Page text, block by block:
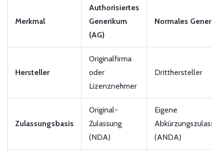
Merkmal
Authorisiertes
Generikum
(AG)
Normales
Hersteller
Originalfirma
oder
Lizenznehmer
Dritthersteller
Zulassungsbasis
Original-
Zulassung
(NDA)
Eigene
(ANDA)